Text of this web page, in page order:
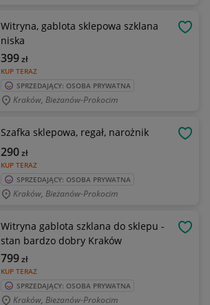
Witryna, gablota sklepowa szklana
niska
KUP TERAZ
399zł
SPRZEDAJĄCY: OSOBA PRYWATNA
Kraków, Bieżanów-Prokocim
Szafka sklepowa, regał, narożnik
KUP TERAZ
290zł
SPRZEDAJĄCY: OSOBA PRYWATNA
Kraków, Bieżanów-Prokocim
Witryna gablota szklana do sklepu -
stan bardzo dobry Kraków
KUP TERAZ
799zł
SPRZEDAJĄCY: OSOBA PRYWATNA
Kraków, Bieżanów-Prokocim